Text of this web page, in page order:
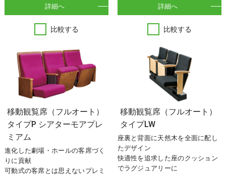
詳細へ
比較する
詳細へ
比較する
移動観覧席（フルオート）
タイプP シアターモアプレ
ミアム
進化した劇場・ホールの客席づく
りに貢献
可動式の客席とは思えないプレミ
移動観覧席（フルオート）
タイプLW
座裏と背面に天然木を全面に配し
たデザイン
快適性を追求した座のクッション
でラグジュアリーに